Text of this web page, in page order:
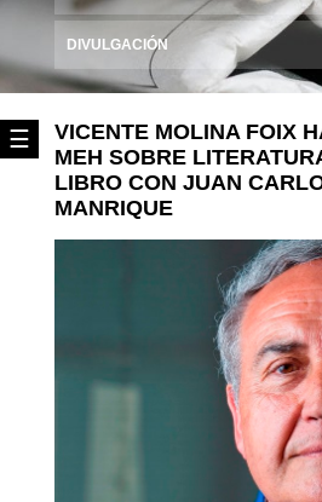
☰
DIVULGACIÓN
VICENTE MOLINA FOIX
MEH SOBRE
LIBRO CON JUAN
MANRIQUE